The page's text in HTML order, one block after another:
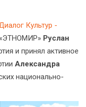
Культур -
«ЭТНОМИР» Руслан
и принял активное
Александра
национально-